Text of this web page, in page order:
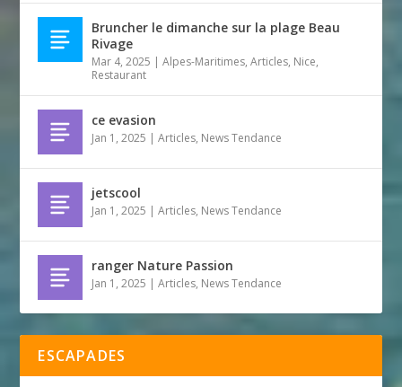
Bruncher le dimanche sur la plage Beau
Rivage
Mar 4, 2025 |Alpes-Maritimes,Articles, Nice,
Restaurant
ce evasion
Jan 1, 2025 |Articles, News Tendance
jetscool
Jan 1, 2025 |Articles, News Tendance
ranger Nature Passion
Jan 1, 2025 |Articles, News Tendance
ESCAPADES